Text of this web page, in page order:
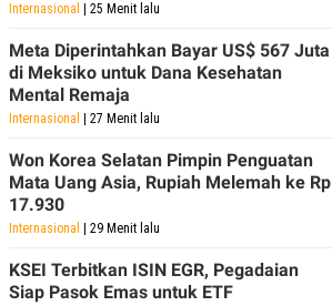
Internasional | 25 Menit lalu
Meta Diperintahkan Bayar US$ 567 Juta
di Meksiko untuk Dana Kesehatan
Mental Remaja
Internasional | 27 Menit lalu
Won Korea Selatan Pimpin Penguatan
Mata Uang Asia, Rupiah Melemah ke Rp
17.930
Internasional | 29 Menit lalu
KSEI Terbitkan ISIN EGR, Pegadaian
Siap Pasok Emas untuk ETF